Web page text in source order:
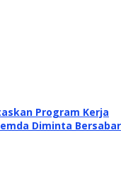
Program Kerja
Diminta Bersabar